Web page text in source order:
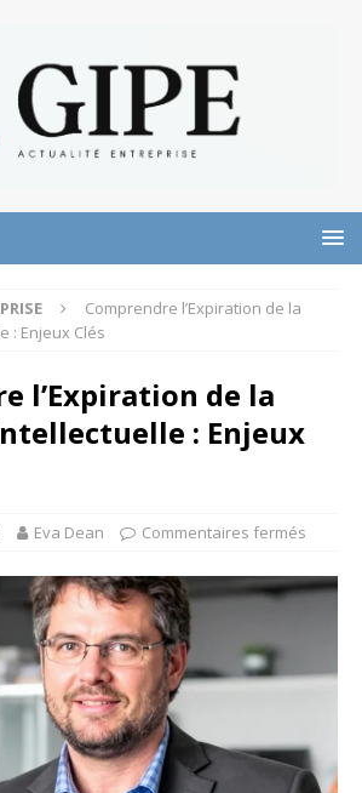
Comprendre l’Expiration de la
: Enjeux Clés
l’Expiration de la
: Enjeux
Eva Dean Commentaires fermés